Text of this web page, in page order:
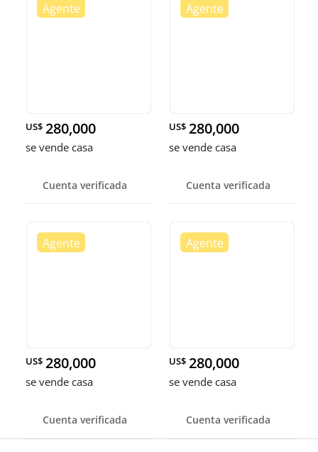
US$ 280,000
se vende casa
Cuenta verificada
US$ 280,000
se vende casa
Cuenta verificada
US$ 280,000
se vende casa
Cuenta verificada
US$ 280,000
se vende casa
Cuenta verificada